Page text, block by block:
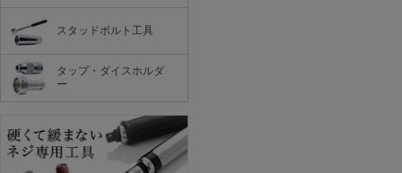
スタッドボルト工具
タップ・ダイスホルダ
ー